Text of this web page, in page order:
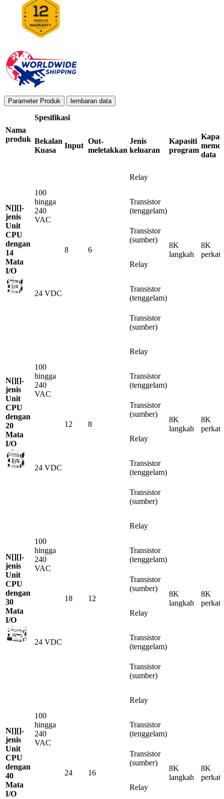
Parameter Produk lembaran data
Nama
produk
Spesifikasi
Bekalan
Kuasa
Input
Out-
meletakkan
Jenis
keluaran
Kapasiti
program
data
N[][]-
jenis
Unit
CPU
dengan
14
Mata
I/O
100
hingga
240
VAC
8 6
Relay
8K
langkah
8K
Transistor
(tenggelam)
Transistor
(sumber)
24 VDC
Relay
Transistor
(tenggelam)
Transistor
(sumber)
N[][]-
jenis
Unit
CPU
dengan
20
Mata
I/O
100
hingga
240
VAC
12 8
Relay
8K
langkah
8K
Transistor
(tenggelam)
Transistor
(sumber)
24 VDC
Relay
Transistor
(tenggelam)
Transistor
(sumber)
N[][]-
jenis
Unit
CPU
dengan
30
Mata
I/O
100
hingga
240
VAC
18 12
Relay
8K
langkah
8K
Transistor
(tenggelam)
Transistor
(sumber)
24 VDC
Relay
Transistor
(tenggelam)
Transistor
(sumber)
N[][]-
jenis
Unit
CPU
dengan
40
Mata
I/O
100
hingga
240
VAC
24 16
Relay
8K
langkah
8K
Transistor
(tenggelam)
Transistor
(sumber)
Relay